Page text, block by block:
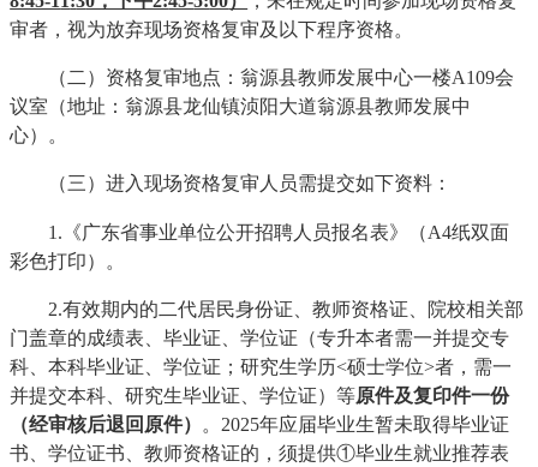
审者，视为放弃现场资格复审及以下程序资格。
（二）资格复审地点：翁源县教师发展中心一楼A109会
议室（地址：翁源县龙仙镇浈阳大道翁源县教师发展中
心）。
（三）进入现场资格复审人员需提交如下资料：
1.《广东省事业单位公开招聘人员报名表》（A4纸双面
彩色打印）。
2.有效期内的二代居民身份证、教师资格证、院校相关部
门盖章的成绩表、毕业证、学位证（专升本者需一并提交专
科、本科毕业证、学位证；研究生学历<硕士学位>者，需一
并提交本科、研究生毕业证、学位证）等原件及复印件一份
（经审核后退回原件） 。2025年应届毕业生暂未取得毕业证
书、学位证书、教师资格证的，须提供①毕业生就业推荐表